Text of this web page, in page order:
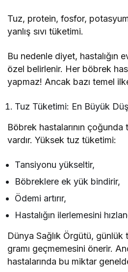
Tuz, protein, fosfor,
yanlış sıvı tüketimi.
Bu nedenle diyet, hastalığın
özel belirlenir. Her böbrek
yapmaz! Ancak bazı temel
Tuz Tüketimi: En Büyük
Böbrek hastalarının
vardır. Yüksek tuz tüketimi:
Tansiyonu yükseltir,
Böbreklere ek yük bindirir,
Ödemi artırır,
Hastalığın ilerlemesini
Dünya Sağlık Örgütü,
gramı geçmemesini önerir.
hastalarında bu miktar